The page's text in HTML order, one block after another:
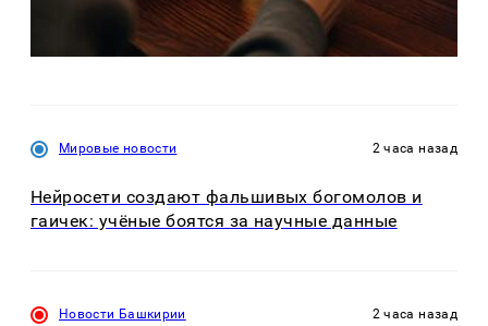
Мировые новости 2 часа назад
Нейросети создают фальшивых богомолов и
гаичек: учёные боятся за научные данные
Новости Башкирии 2 часа назад